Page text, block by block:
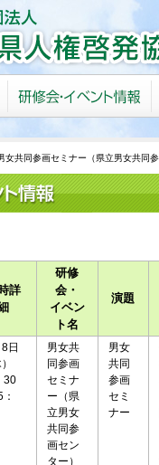
女共同参画セミナー（県立男女共同
詳
研修
会・
イベン
ト名
演題
日
30
男女共
同参画
セミナ
ー（県
立男女
共同参
画セン
ター）
男女
共同
参画
セミ
ナー